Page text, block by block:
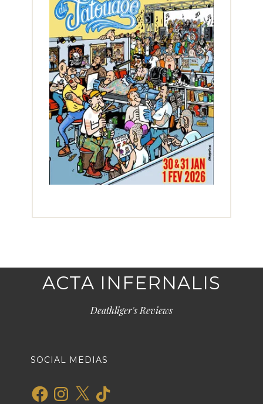
ACTA INFERNALIS
Deathliger's Reviews
SOCIAL MEDIAS
FacebookInstagram
X TikTok